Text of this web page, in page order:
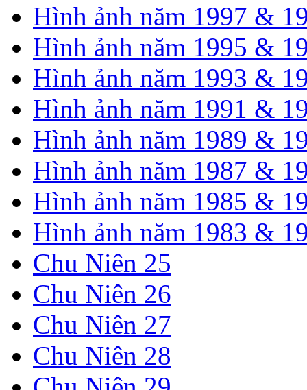
Hình ảnh năm 1997 &
Hình ảnh năm 1995 &
Hình ảnh năm 1993 &
Hình ảnh năm 1991 &
Hình ảnh năm 1989 &
Hình ảnh năm 1987 &
Hình ảnh năm 1985 &
Hình ảnh năm 1983 &
Chu Niên 25
Chu Niên 26
Chu Niên 27
Chu Niên 28